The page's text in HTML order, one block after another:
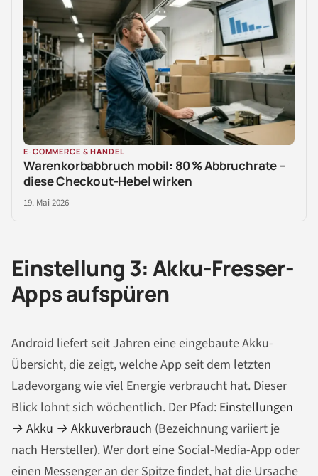
E-COMMERCE & HANDEL
Warenkorbabbruch mobil: 80 % Abbruchrate –
diese Checkout-Hebel wirken
19. Mai 2026
Einstellung 3: Akku-Fresser-
Apps aufspüren
Android liefert seit Jahren eine eingebaute Akku-
Übersicht, die zeigt, welche App seit dem letzten
Ladevorgang wie viel Energie verbraucht hat. Dieser
Blick lohnt sich wöchentlich. Der Pfad: Einstellungen
→ Akku → Akkuverbrauch (Bezeichnung variiert je
nach Hersteller). Werdort eine Social-Media-App oder
einen Messengeran der Spitze findet, hat die Ursache